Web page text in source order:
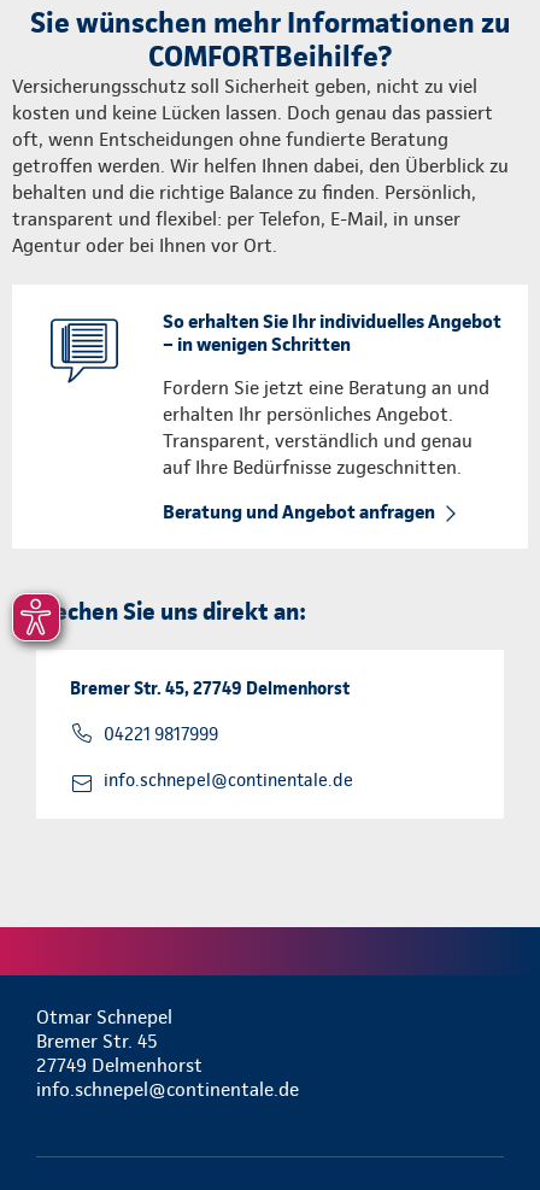
Sie wünschen mehr Informationen zu
COMFORTBeihilfe?
Versicherungsschutz soll Sicherheit geben, nicht zu viel
kosten und keine Lücken lassen. Doch genau das passiert
oft, wenn Entscheidungen ohne fundierte Beratung
getroffen werden. Wir helfen Ihnen dabei, den Überblick zu
behalten und die richtige Balance zu finden. Persönlich,
transparent und flexibel: per Telefon, E-Mail, in unser
Agentur oder bei Ihnen vor Ort.
So erhalten Sie Ihr individuelles Angebot
– in wenigen Schritten
Fordern Sie jetzt eine Beratung an und
erhalten Ihr persönliches Angebot.
Transparent, verständlich und genau
auf Ihre Bedürfnisse zugeschnitten.
Beratung und Angebot anfragen
Sprechen Sie uns direkt an:
Bremer Str. 45, 27749 Delmenhorst
04221 9817999
info.schnepel@continentale.de
Otmar Schnepel
Bremer Str. 45
27749 Delmenhorst
info.schnepel@continentale.de